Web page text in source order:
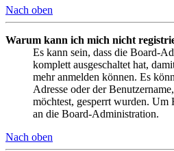
Nach oben
Warum kann ich mich nicht
Es kann sein, dass die Board-
komplett ausgeschaltet hat,
mehr anmelden können. Es
Adresse oder der
möchtest, gesperrt wurden.
an die Board-Administration.
Nach oben